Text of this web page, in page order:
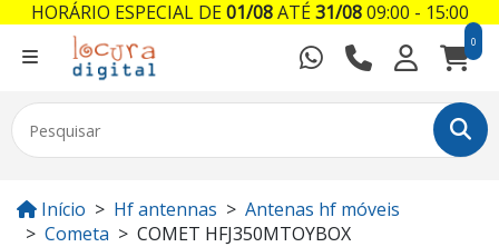
0
Início Hf antennas
Antenas hf móveis
Cometa
COMET HFJ350MTOYBOX
HORÁRIO ESPECIAL DE01/08ATÉ31/0809:00 - 15:00